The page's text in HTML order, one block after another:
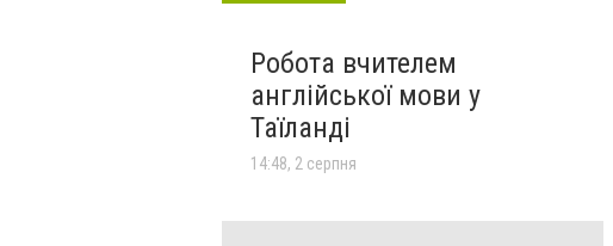
Робота вчителем
англійської мови у
Таїланді
14:48, 2 серпня